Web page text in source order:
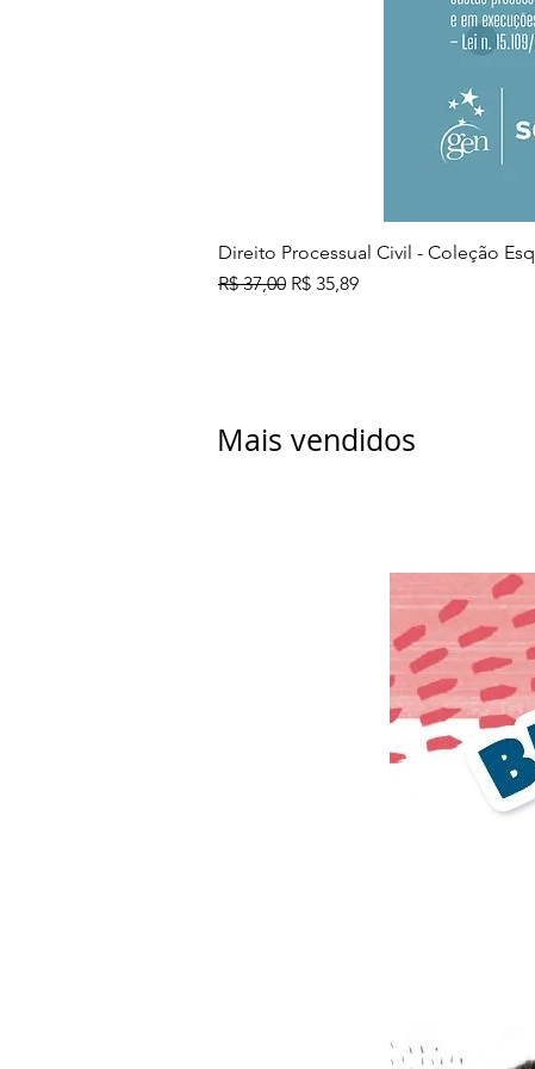
Direito Processual Civil - Coleção
Preço normal
R$ 37,00 Preço promocional
R$ 35,89
Mais vendidos